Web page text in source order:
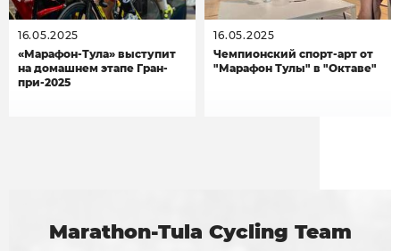
16.05.2025
«Марафон-Тула» выступит
на домашнем этапе Гран-
при-2025
16.05.2025
Чемпионский спорт-арт от
"Марафон Тулы" в "Октаве"
Marathon-Tula Cycling Team